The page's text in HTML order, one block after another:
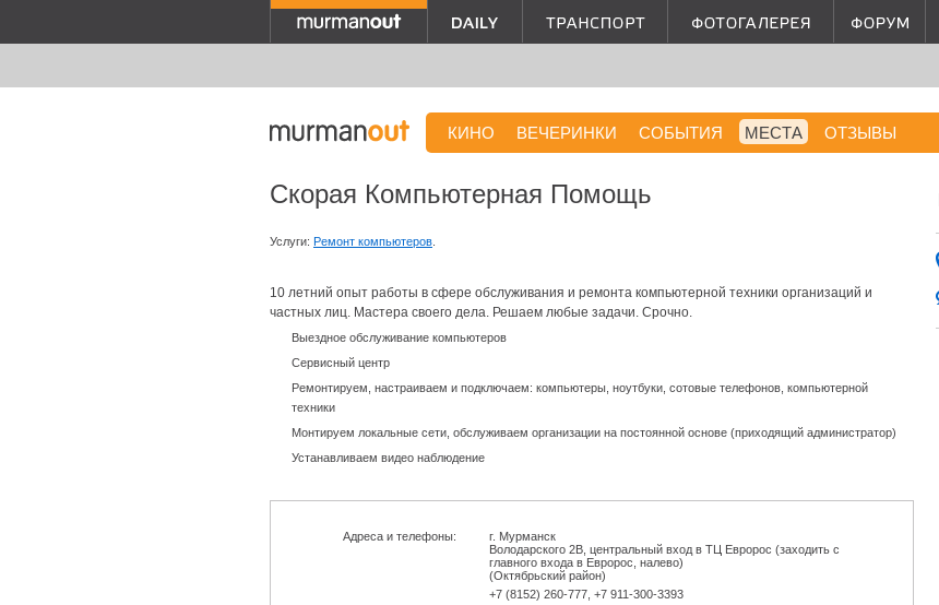
КИНО ВЕЧЕРИНКИ СОБЫТИЯ МЕСТА ОТЗЫВЫ
Скорая Компьютерная Помощь
Услуги: Ремонт компьютеров
10 летний опыт работы в сфере обслуживания и ремонта компьютерной техники организаций и
частных лиц. Мастера своего дела. Решаем любые задачи. Срочно.
Выездное обслуживание компьютеров
Сервисный центр
Ремонтируем, настраиваем и подключаем: компьютеры, ноутбуки, сотовые телефонов, компьютерной
техники
Монтируем локальные сети, обслуживаем организации на постоянной основе (приходящий администратор)
Устанавливаем видео наблюдение
Адреса и телефоны:
г. Мурманск
Володарского 2В, центральный вход в ТЦ Евророс (заходить с
главного входа в Евророс, налево)
(Октябрьский район)
+7 (8152) 260-777, +7 911-300-3393